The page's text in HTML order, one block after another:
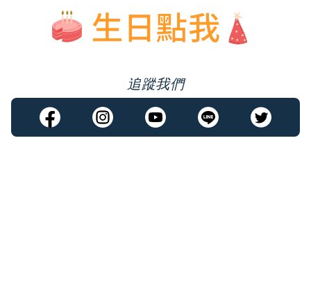
追蹤我們